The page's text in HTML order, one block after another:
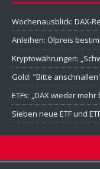
Wochenausblick: DAX-
Anleihen: Ölpreis
Kryptowährungen:
Gold: "Bitte
ETFs: „DAX wieder
Sieben neue ETF und